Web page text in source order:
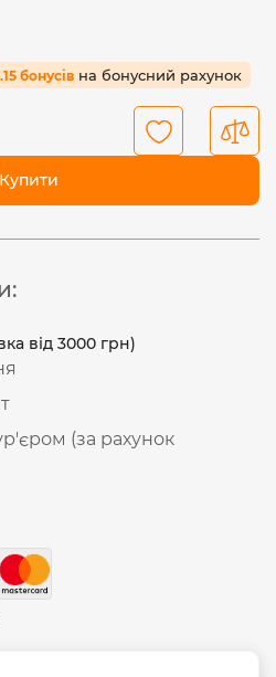
бонусів на бонусний рахунок
Купити
від 3000 грн)
(за рахунок